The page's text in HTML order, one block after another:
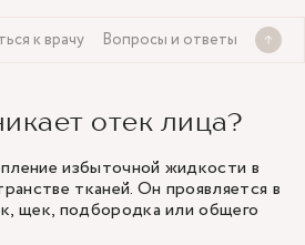
к врачу Вопросы и ответы
отек лица?
избыточной жидкости в
тканей. Он проявляется в
щек, подбородка или общего